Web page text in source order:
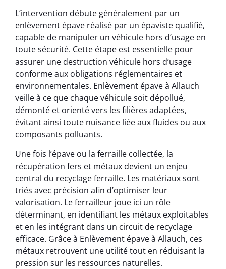
L’intervention débute généralement par un
enlèvement épave réalisé par un épaviste qualifié,
capable de manipuler un véhicule hors d’usage en
toute sécurité. Cette étape est essentielle pour
assurer une destruction véhicule hors d’usage
conforme aux obligations réglementaires et
environnementales. Enlèvement épave à Allauch
veille à ce que chaque véhicule soit dépollué,
démonté et orienté vers les filières adaptées,
évitant ainsi toute nuisance liée aux fluides ou aux
composants polluants.
Une fois l’épave ou la ferraille collectée, la
récupération fers et métaux devient un enjeu
central du recyclage ferraille. Les matériaux sont
triés avec précision afin d’optimiser leur
valorisation. Le ferrailleur joue ici un rôle
déterminant, en identifiant les métaux exploitables
et en les intégrant dans un circuit de recyclage
efficace. Grâce à Enlèvement épave à Allauch, ces
métaux retrouvent une utilité tout en réduisant la
pression sur les ressources naturelles.